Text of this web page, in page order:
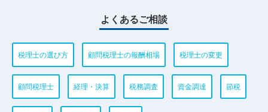
よくあるご相談
税理士の選び方 顧問税理士の報酬相場 税理士の変更
顧問税理士 経理・決算 税務調査 資金調達 節税